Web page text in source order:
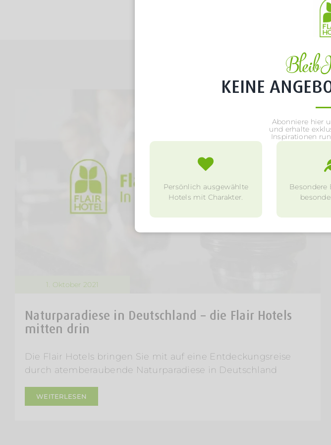
1. Oktober 2021
Naturparadiese in Deutschland – die Flair Hotels
mitten drin
Die Flair Hotels bringen Sie mit auf eine Entdeckungsreise
durch atemberaubende Naturparadiese in Deutschland
WEITERLESEN
Bleib
KEINE
Abonniere hier
und erhalte
Inspirationen
Persönlich ausgewählte
Hotels mit Charakter.
Besondere